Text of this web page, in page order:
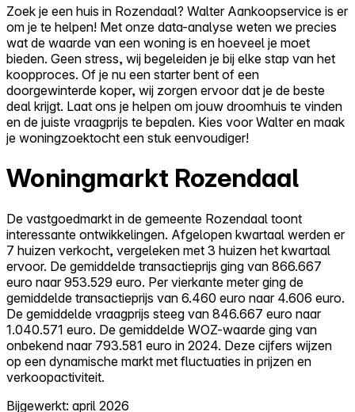
Zoek je een huis in Rozendaal? Walter Aankoopservice is er
om je te helpen! Met onze data-analyse weten we precies
wat de waarde van een woning is en hoeveel je moet
bieden. Geen stress, wij begeleiden je bij elke stap van het
koopproces. Of je nu een starter bent of een
doorgewinterde koper, wij zorgen ervoor dat je de beste
deal krijgt. Laat ons je helpen om jouw droomhuis te vinden
en de juiste vraagprijs te bepalen. Kies voor Walter en maak
je woningzoektocht een stuk eenvoudiger!
Woningmarkt Rozendaal
De vastgoedmarkt in de gemeente Rozendaal toont
interessante ontwikkelingen. Afgelopen kwartaal werden er
7 huizen verkocht, vergeleken met 3 huizen het kwartaal
ervoor. De gemiddelde transactieprijs ging van 866.667
euro naar 953.529 euro. Per vierkante meter ging de
gemiddelde transactieprijs van 6.460 euro naar 4.606 euro.
De gemiddelde vraagprijs steeg van 846.667 euro naar
1.040.571 euro. De gemiddelde WOZ-waarde ging van
onbekend naar 793.581 euro in 2024. Deze cijfers wijzen
op een dynamische markt met fluctuaties in prijzen en
verkoopactiviteit.
Bijgewerkt: april 2026